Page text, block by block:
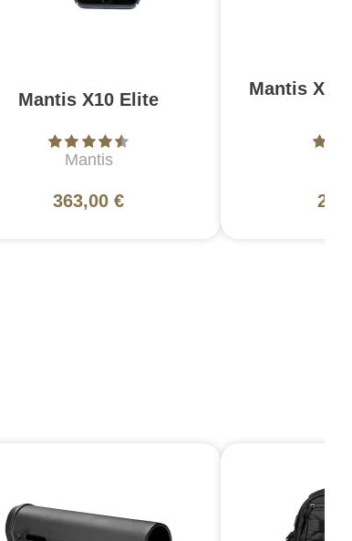
Mantis X10 Elite
Mantis
363,00 €
Mantis X3